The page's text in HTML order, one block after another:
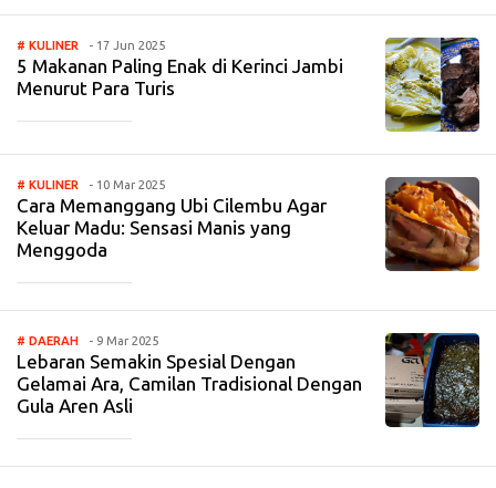
# KULINER - 17 Jun 2025
5 Makanan Paling Enak di Kerinci Jambi
Menurut Para Turis
# KULINER - 10 Mar 2025
Cara Memanggang Ubi Cilembu Agar
Keluar Madu: Sensasi Manis yang
Menggoda
# DAERAH - 9 Mar 2025
Lebaran Semakin Spesial Dengan
Gelamai Ara, Camilan Tradisional Dengan
Gula Aren Asli